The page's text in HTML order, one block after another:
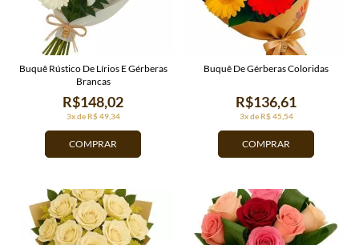
COMPRAR
3x de R$ 49,34
R$148,02
Buquê Rústico De Lírios E Gérberas
Brancas
COMPRAR
3x de R$ 45,54
R$136,61
Buquê De Gérberas Coloridas